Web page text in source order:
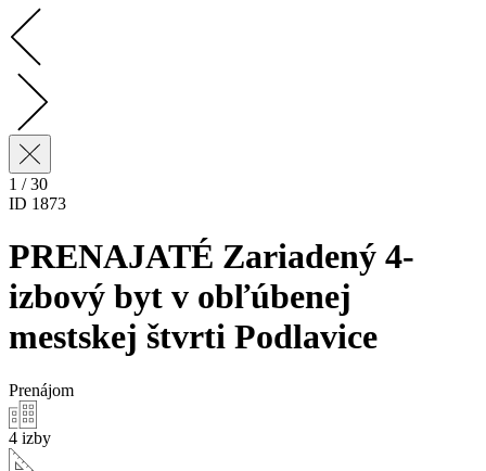
1 / 30
ID 1873
PRENAJATÉ Zariadený 4-
izbový byt v obľúbenej
mestskej štvrti Podlavice
Prenájom
4 izby